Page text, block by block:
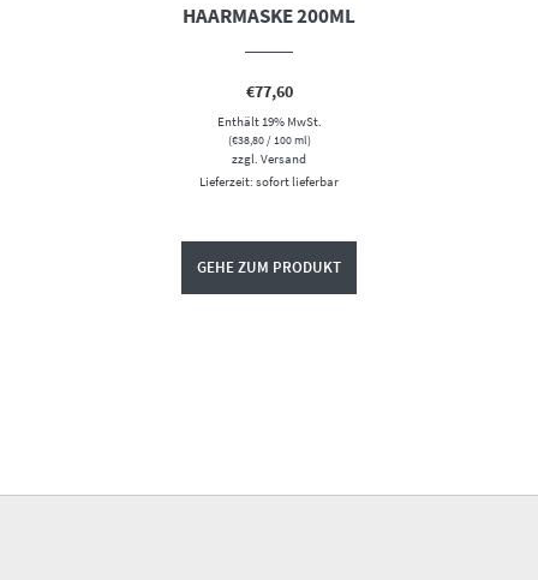
HAARMASKE 200ML
€77,60
Enthält 19% MwSt.
(€38,80/ 100 ml)
zzgl.Versand
Lieferzeit: sofort lieferbar
GEHE ZUM PRODUKT